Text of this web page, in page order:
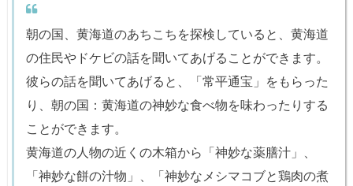
朝の国、黄海道のあちこちを探検していると、黄海道
の住民やドケビの話を聞いてあげることができます。
彼らの話を聞いてあげると、「常平通宝」をもらった
り、朝の国：黄海道の神妙な食べ物を味わったりする
ことができます。
黄海道の人物の近くの木箱から「神妙な薬膳汁」、
「神妙な餅の汁物」、「神妙なメシマコブと鶏肉の煮